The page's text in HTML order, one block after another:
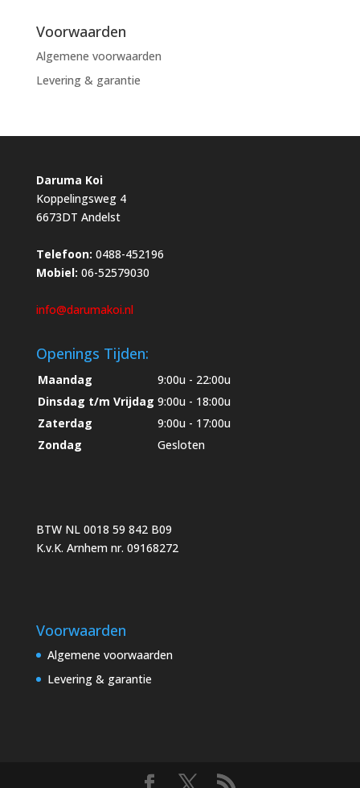
Voorwaarden
Algemene voorwaarden
Levering & garantie
Daruma Koi
Koppelingsweg 4
6673DT Andelst
Telefoon: 0488-452196
Mobiel: 06-52579030
info@darumakoi.nl
Openings Tijden:
Maandag
9:00u - 22:00u
Dinsdag t/m Vrijdag 9:00u - 18:00u
Zaterdag
9:00u - 17:00u
Zondag
Gesloten
BTW NL 0018 59 842 B09
K.v.K. Arnhem nr. 09168272
Voorwaarden
Algemene voorwaarden
Levering & garantie